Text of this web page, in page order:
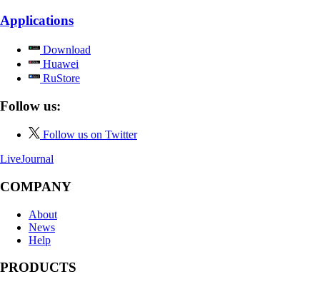
Applications
Download
Huawei
RuStore
Follow us:
Follow us on Twitter
LiveJournal
COMPANY
About
News
Help
PRODUCTS